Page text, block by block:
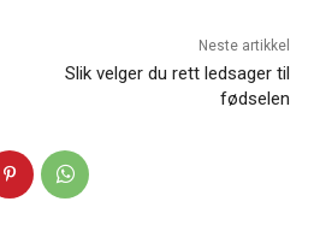
Neste artikkel
Slik velger du rett ledsager til
fødselen